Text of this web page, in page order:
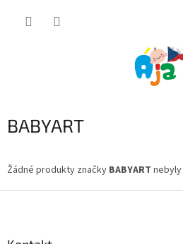
BABYART
Žádné produkty značky BABYART nebyly